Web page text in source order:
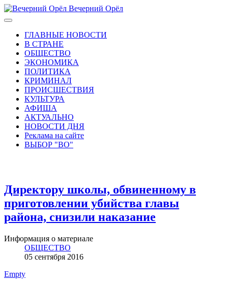
Вечерний Орёл
ГЛАВНЫЕ НОВОСТИ
В СТРАНЕ
ОБЩЕСТВО
ЭКОНОМИКА
ПОЛИТИКА
КРИМИНАЛ
ПРОИСШЕСТВИЯ
КУЛЬТУРА
АФИША
АКТУАЛЬНО
НОВОСТИ ДНЯ
Реклама на сайте
ВЫБОР "ВО"
Директору школы, обвиненному в
приготовлении убийства главы
района, снизили наказание
Информация о материале
ОБЩЕСТВО
05 сентября 2016
Empty